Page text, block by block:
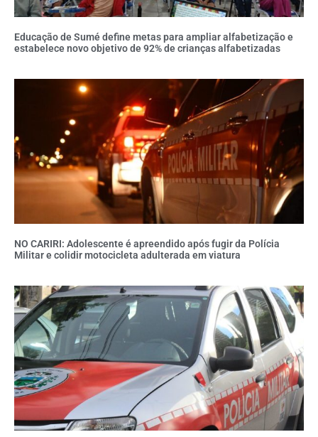
Educação de Sumé define metas para ampliar alfabetização e
estabelece novo objetivo de 92% de crianças alfabetizadas
NO CARIRI: Adolescente é apreendido após fugir da Polícia
Militar e colidir motocicleta adulterada em viatura